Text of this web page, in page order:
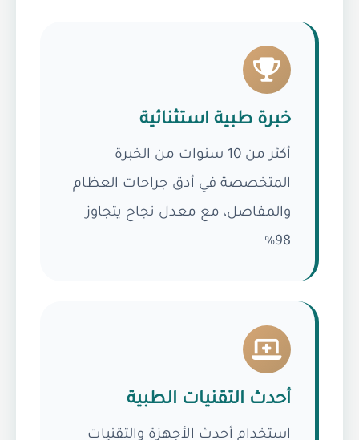
خبرة طبية استثنائية
أكثر من 10 سنوات من الخبرة
المتخصصة في أدق جراحات العظام
والمفاصل، مع معدل نجاح يتجاوز
98%
أحدث التقنيات الطبية
استخدام أحدث الأجهزة والتقنيات